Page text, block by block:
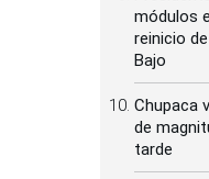
módulos
reinicio
Bajo
Chupaca
de
tarde